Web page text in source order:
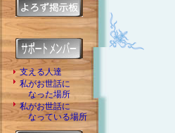
支える人達
私がお世話に
なった場所
私がお世話に
なっている場所